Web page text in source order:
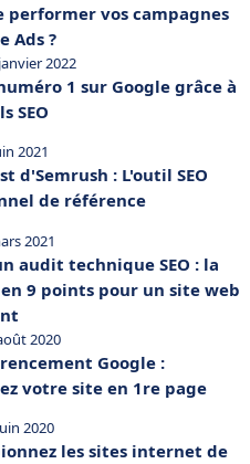
performer vos campagnes
Ads ?
2022
1 sur Google grâce à
SEO
2021
d'Semrush : L'outil SEO
de référence
2021
audit technique SEO : la
9 points pour un site web
2020
Google :
votre site en 1re page
2020
les sites internet de